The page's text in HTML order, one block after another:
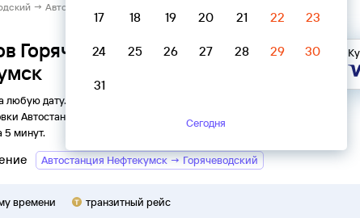
→ Автостанция Нефтекумск
Горячеводский →
дату. Вы можете узнать точное расписание
Автостанция
5 минут.
Автостанция Нефтекумск → Горячеводский
времени транзитный рейс
17 18 19 20 21 22 23
24 25 26 27 28 29 30
31
Сегодня